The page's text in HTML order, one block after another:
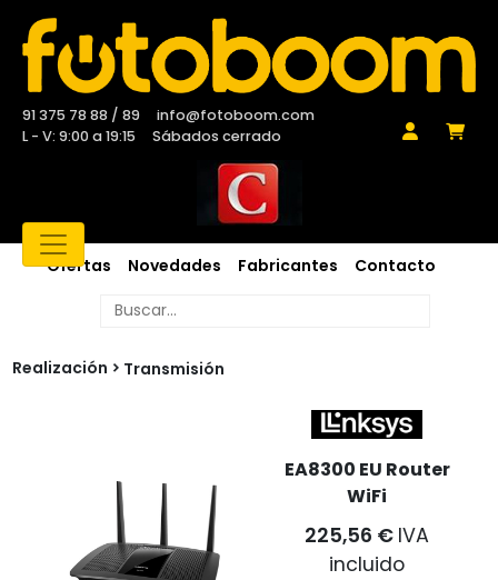
91 375 78 88 / 89
info@fotoboom.com
L - V: 9:00 a 19:15
Sábados cerrado
Ofertas Novedades Fabricantes Contacto
Realización Transmisión
EA8300 EU Router
WiFi
225,56 € IVA
incluido